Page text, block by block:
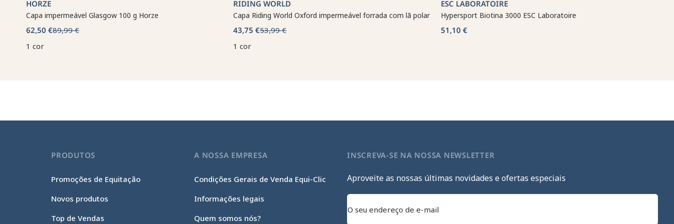
HORZE
Capa impermeável Glasgow 100 g Horze
62,50 €89,99 €
1 cor
RIDING WORLD
Capa Riding World Oxford impermeável forrada com lã polar
43,75 €53,99 €
1 cor
ESC LABORATOIRE
Hypersport Biotina 3000 ESC Laboratoire
51,10 €
PRODUTOS
Promoções de Equitação
Novos produtos
Top de Vendas
A NOSSA EMPRESA
Condições Gerais de Venda Equi-Clic
Informações legais
Quem somos nós?
INSCREVA-SE NA NOSSA NEWSLETTER
Aproveite as nossas últimas novidades e ofertas especiais